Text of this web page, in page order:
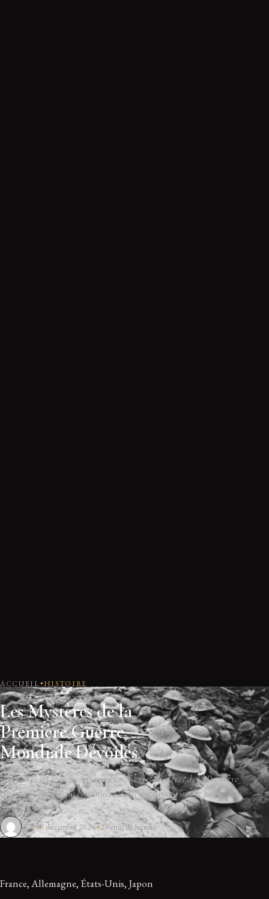
ACCUEIL HISTOIRE
Les Mystères de la
Première Guerre
Mondiale Dévoilés
Découvrez les événements troublants et les mystères de la Première
Guerre Mondiale qui continuent d'intriguer historiens et passionnés.
Zoé 8 décembre 2024 17 min de lecture
France, Allemagne, États-Unis, Japon